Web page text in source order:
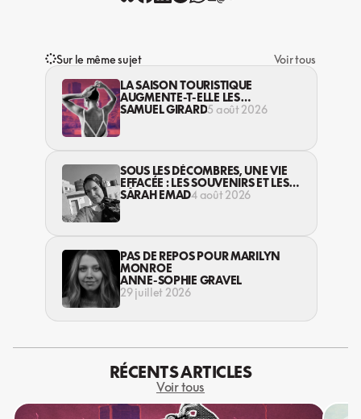
Sur le même sujet
Voir tous
LA SAISON TOURISTIQUE
AUGMENTE-T-ELLE LES
VIOLENCES CONTRE LES
SAMUEL GIRARD5 août 2026
SOUS LES DÉCOMBRES, UNE VIE
EFFACÉE : LES SOUVENIRS ET LES
RÊVES PERDUS DES HABITANT·ES
SARAH EMAD4 août 2026
PAS DE REPOS POUR MARILYN
MONROE
ANNE-SOPHIE GRAVEL
29 juillet 2026
RÉCENTS ARTICLES
Voir tous